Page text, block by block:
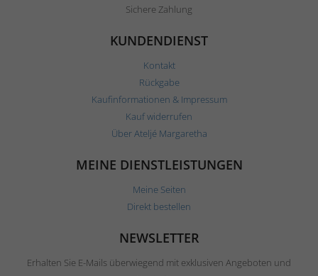
Sichere Zahlung
KUNDENDIENST
Kontakt
Rückgabe
Kaufinformationen & Impressum
Kauf widerrufen
Über Ateljé Margaretha
MEINE DIENSTLEISTUNGEN
Meine Seiten
Direkt bestellen
NEWSLETTER
Erhalten Sie E-Mails überwiegend mit exklusiven Angeboten und